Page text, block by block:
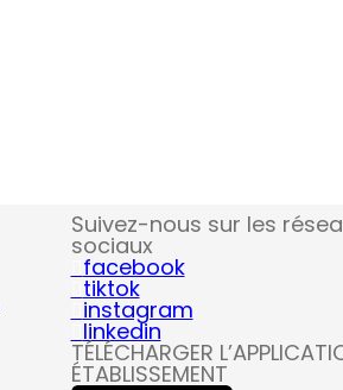
Suivez-nous sur les
sociaux
facebook
tiktok
instagram
linkedin
TÉLÉCHARGER
ÉTABLISSEMENT